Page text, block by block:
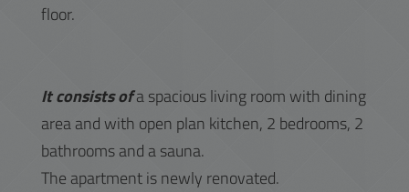
floor.
It consists ofa spacious living room with dining
area and with open plan kitchen, 2 bedrooms, 2
bathrooms and a sauna.
The apartment is newly renovated.